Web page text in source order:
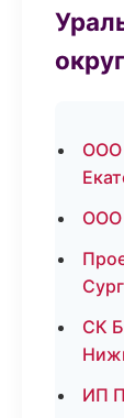
округ
ООО
ООО
СК
ИП